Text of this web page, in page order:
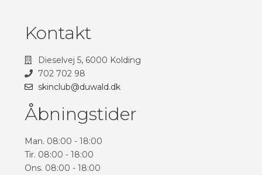
Kontakt
Dieselvej 5, 6000 Kolding
702 702 98
skinclub@duwald.dk
Åbningstider
Man. 08:00 - 18:00
Tir. 08:00 - 18:00
Ons. 08:00 - 18:00